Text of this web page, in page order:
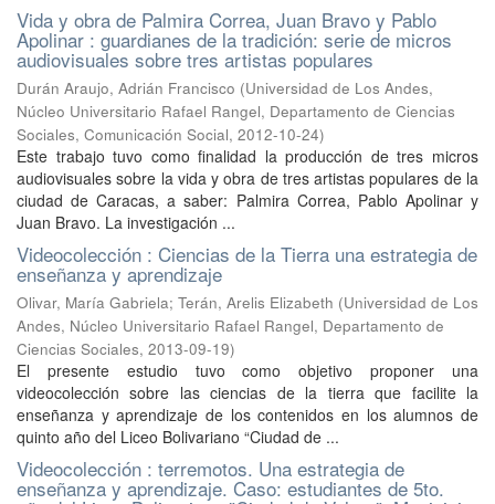
Vida y obra de Palmira Correa, Juan Bravo y Pablo
Apolinar : guardianes de la tradición: serie de micros
audiovisuales sobre tres artistas populares
Durán Araujo, Adrián Francisco (Universidad de Los Andes,
Núcleo Universitario Rafael Rangel, Departamento de Ciencias
Sociales, Comunicación Social, 2012-10-24)
Este trabajo tuvo como finalidad la producción de tres micros
audiovisuales sobre la vida y obra de tres artistas populares de la
ciudad de Caracas, a saber: Palmira Correa, Pablo Apolinar y
Juan Bravo. La investigación ...
Videocolección : Ciencias de la Tierra una estrategia de
enseñanza y aprendizaje
Olivar, María Gabriela; Terán, Arelis Elizabeth (Universidad de Los
Andes, Núcleo Universitario Rafael Rangel, Departamento de
Ciencias Sociales, 2013-09-19)
El presente estudio tuvo como objetivo proponer una
videocolección sobre las ciencias de la tierra que facilite la
enseñanza y aprendizaje de los contenidos en los alumnos de
quinto año del Liceo Bolivariano “Ciudad de ...
Videocolección : terremotos. Una estrategia de
enseñanza y aprendizaje. Caso: estudiantes de 5to.